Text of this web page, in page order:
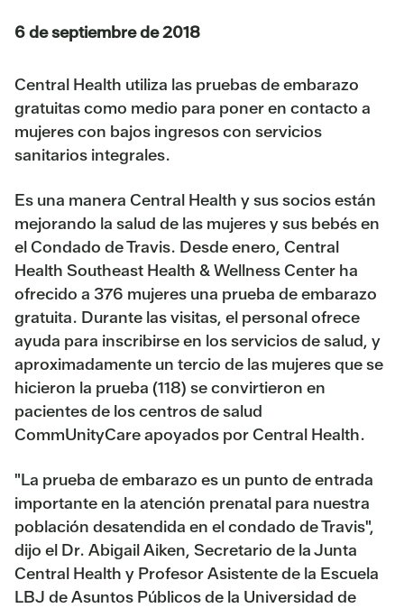
6 de septiembre de 2018
Central Health utiliza las pruebas de embarazo
gratuitas como medio para poner en contacto a
mujeres con bajos ingresos con servicios
sanitarios integrales.
Es una manera Central Health y sus socios están
mejorando la salud de las mujeres y sus bebés en
el Condado de Travis. Desde enero, Central
Health Southeast Health & Wellness Center ha
ofrecido a 376 mujeres una prueba de embarazo
gratuita. Durante las visitas, el personal ofrece
ayuda para inscribirse en los servicios de salud, y
aproximadamente un tercio de las mujeres que se
hicieron la prueba (118) se convirtieron en
pacientes de los centros de salud
CommUnityCare apoyados por Central Health.
"La prueba de embarazo es un punto de entrada
importante en la atención prenatal para nuestra
población desatendida en el condado de Travis",
dijo el Dr. Abigail Aiken, Secretario de la Junta
Central Health y Profesor Asistente de la Escuela
LBJ de Asuntos Públicos de la Universidad de